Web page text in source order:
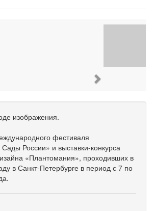
изображения.
фестиваля
России» и выставки-конкурса
«Плантомания», проходивших в
в Санкт-Петербурге в период с 7 по